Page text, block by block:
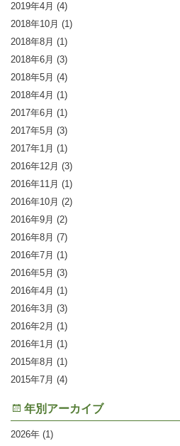
2019年4月 (4)
2018年10月 (1)
2018年8月 (1)
2018年6月 (3)
2018年5月 (4)
2018年4月 (1)
2017年6月 (1)
2017年5月 (3)
2017年1月 (1)
2016年12月 (3)
2016年11月 (1)
2016年10月 (2)
2016年9月 (2)
2016年8月 (7)
2016年7月 (1)
2016年5月 (3)
2016年4月 (1)
2016年3月 (3)
2016年2月 (1)
2016年1月 (1)
2015年8月 (1)
2015年7月 (4)
年別アーカイブ
2026
(1)